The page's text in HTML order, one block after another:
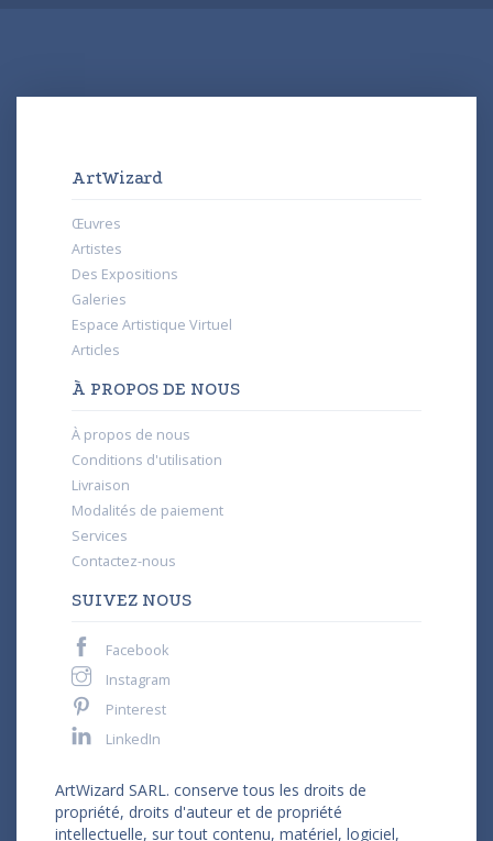
ArtWizard
Œuvres
Artistes
Des Expositions
Galeries
Espace Artistique Virtuel
Articles
À PROPOS DE NOUS
À propos de nous
Conditions d'utilisation
Livraison
Modalités de paiement
Services
Contactez-nous
SUIVEZ NOUS
Facebook
Instagram
Pinterest
LinkedIn
ArtWizard SARL. conserve tous les droits de
propriété, droits d'auteur et de propriété
intellectuelle, sur tout contenu, matériel, logiciel,